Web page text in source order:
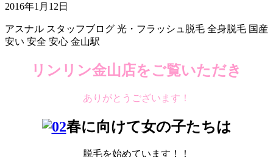
2016年1月12日
アスナル スタッフブログ 光・フラッシュ脱毛 全身脱毛 国産
安い 安全 安心 金山駅
リンリン金山店をご覧いただき
ありがとうございます！
春に向けて女の子たちは
脱毛を始めています！！